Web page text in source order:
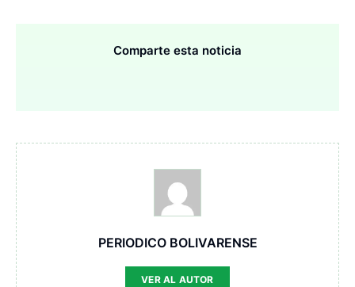
Comparte esta noticia
PERIODICO BOLIVARENSE
VER AL AUTOR